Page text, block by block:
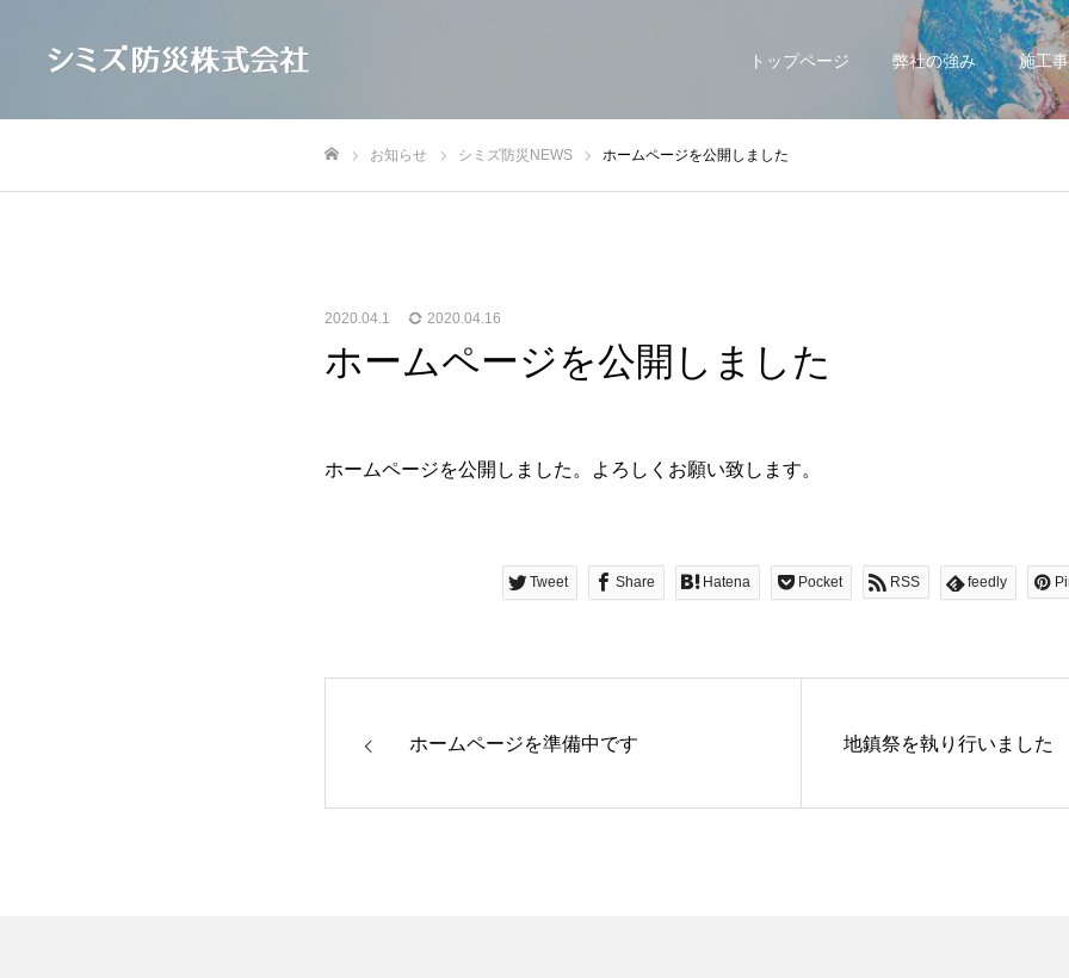
トップページ 弊社の強み 施工
お知らせ シミズ防災NEWS ホームページを公開しました
2020.04.1 2020.04.16
ホームページを公開しました
ホームページを公開しました。よろしくお願い致します。
Tweet Share Hatena Pocket RSS feedly
ホームページを準備中です 地鎮祭を執り行いました